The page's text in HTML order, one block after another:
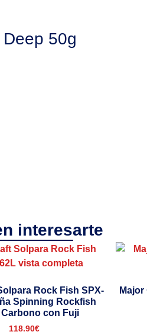
50g
interesarte
Rock Fish SPX-
Spinning Rockfish
Carbono con Fuji
118.90€